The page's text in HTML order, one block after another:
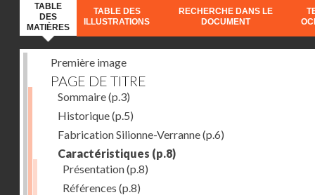
TABLE
DES
MATIÈRES
TABLE DES
ILLUSTRATIONS
RECHERCHE DANS LE
DOCUMENT
Première image
PAGE DE TITRE
Sommaire(p.3)
Historique(p.5)
Fabrication Silionne-Verranne(p.6)
Caractéristiques (p.8)
Présentation(p.8)
Références (p.8)